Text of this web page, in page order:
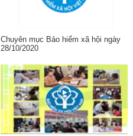
Chuyên mục Bảo hiểm xã hội ngày
28/10/2020